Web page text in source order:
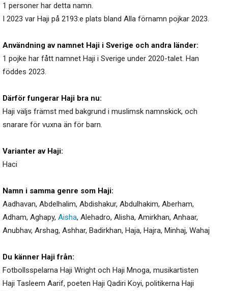
1 personer har detta namn.
I 2023 var Haji på 2193:e plats bland Alla förnamn pojkar 2023.
Användning av namnet Haji i Sverige och andra länder:
1 pojke har fått namnet Haji i Sverige under 2020-talet. Han
föddes 2023.
Därför fungerar Haji bra nu:
Haji väljs främst med bakgrund i muslimsk namnskick, och
snarare för vuxna än för barn.
Varianter av Haji:
Haci
Namn i samma genre som Haji:
Aadhavan, Abdelhalim, Abdishakur, Abdulhakim, Aberham,
Adham, Aghapy, Aisha, Alehadro, Alisha, Amirkhan, Anhaar,
Anubhav, Arshag, Ashhar, Badirkhan, Haja, Hajra, Minhaj, Wahaj
Du känner Haji från:
Fotbollsspelarna Haji Wright och Haji Mnoga, musikartisten
Haji Tasleem Aarif, poeten Haji Qadiri Koyi, politikerna Haji